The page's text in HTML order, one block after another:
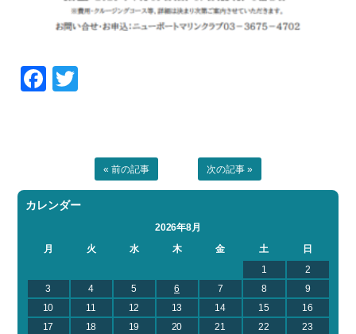
Facebook
« 前の記事 次の記事 »
カレンダー
2026年8月
月
火 水 木 金 土
日
1
2
3
4 5 6 7 8
9
10
11 12 13 14 15
16
17
18 19 20 21 22
23